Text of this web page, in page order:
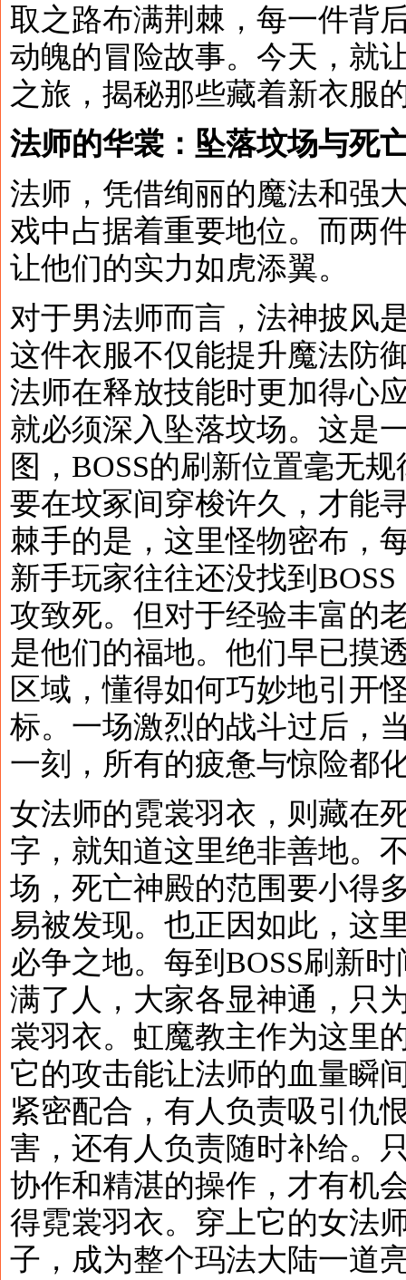
取之路布满荆棘，每一件背
动魄的冒险故事。今天，就
之旅，揭秘那些藏着新衣服
法师的华裳：坠落坟场与死
法师，凭借绚丽的魔法和强
戏中占据着重要地位。而两
让他们的实力如虎添翼。
对于男法师而言，法神披风
这件衣服不仅能提升魔法防
法师在释放技能时更加得心
就必须深入坠落坟场。这是
图，BOSS的刷新位置毫无
要在坟冢间穿梭许久，才能
棘手的是，这里怪物密布，
新手玩家往往还没找到
攻致死。但对于经验丰富的
是他们的福地。他们早已摸
区域，懂得如何巧妙地引开
标。一场激烈的战斗过后，
一刻，所有的疲惫与惊险都
女法师的霓裳羽衣，则藏在
字，就知道这里绝非善地。
场，死亡神殿的范围要小得
易被发现。也正因如此，这
必争之地。每到BOSS刷新
满了人，大家各显神通，只
裳羽衣。虹魔教主作为这里
它的攻击能让法师的血量瞬
紧密配合，有人负责吸引仇
害，还有人负责随时补给。
协作和精湛的操作，才有机
得霓裳羽衣。穿上它的女法
子，成为整个玛法大陆一道